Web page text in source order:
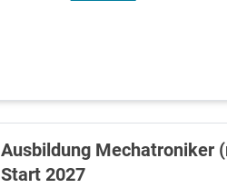
Ausbildung Mechatroniker
Start 2027